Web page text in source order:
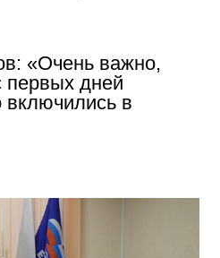
«Очень важно,
первых дней
включились в